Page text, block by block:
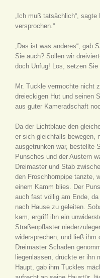
„Ich muß tatsächlich“,
versprochen.“
„Das ist was anderes“, gab
Sie auch? Sollen wir
doch Unfug! Los, setzen Sie
Mr. Tuckle vermochte nicht
dreieckigen Hut und seinen
aus guter Kameradschaft
Da der Lichtblaue den
er sich gleichfalls bewegen,
ausgetrunken war, bestellte
Punsches und der Austern
Dreimaster und Stab
den Froschhornpipe tanzte,
einem Kamm blies. Der
auch fast völlig am Ende,
nach Hause zu geleiten.
kam, ergriff ihn ein
Straßenpflaster
widersprechen, und ließ ihm
Dreimaster Schaden
liegenlassen, drückte er ihn
Haupt, gab ihm Tuckles